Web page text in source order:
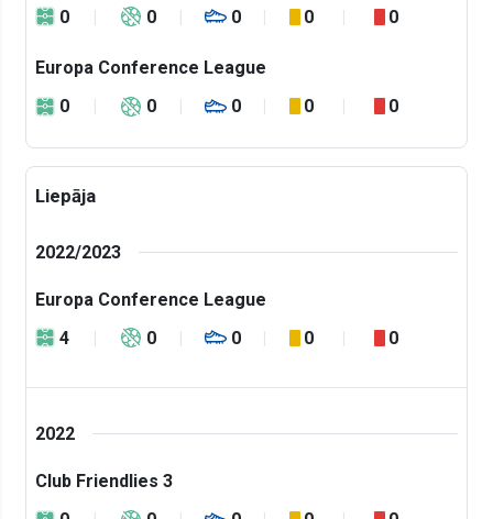
0
0 0 0 0
Europa Conference League
0
0 0 0 0
Liepāja
2022/2023
Europa Conference League
4
0 0 0 0
2022
Club Friendlies 3